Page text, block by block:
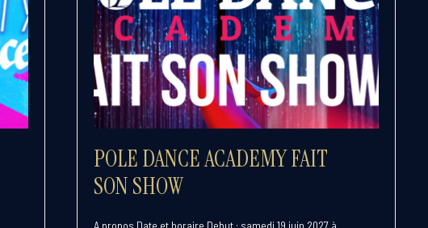
POLE DANCE ACADEMY FAIT
SON SHOW
A propos Date et horaire Debut : samedi 19 juin 2027 à